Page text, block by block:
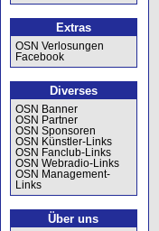
Extras
OSN Verlosungen
Facebook
Diverses
OSN Banner
OSN Partner
OSN Sponsoren
OSN Künstler-Links
OSN Fanclub-Links
OSN Webradio-Links
OSN Management-
Links
Über uns